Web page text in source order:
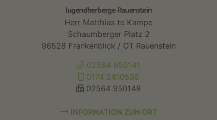
Jugendherberge Rauenstein
Herr Matthias te Kampe
Schaumberger Platz 2
96528 Frankenblick / OT Rauenstein
02564 950141
0174 2410536
02564 950148
INFORMATION ZUM ORT